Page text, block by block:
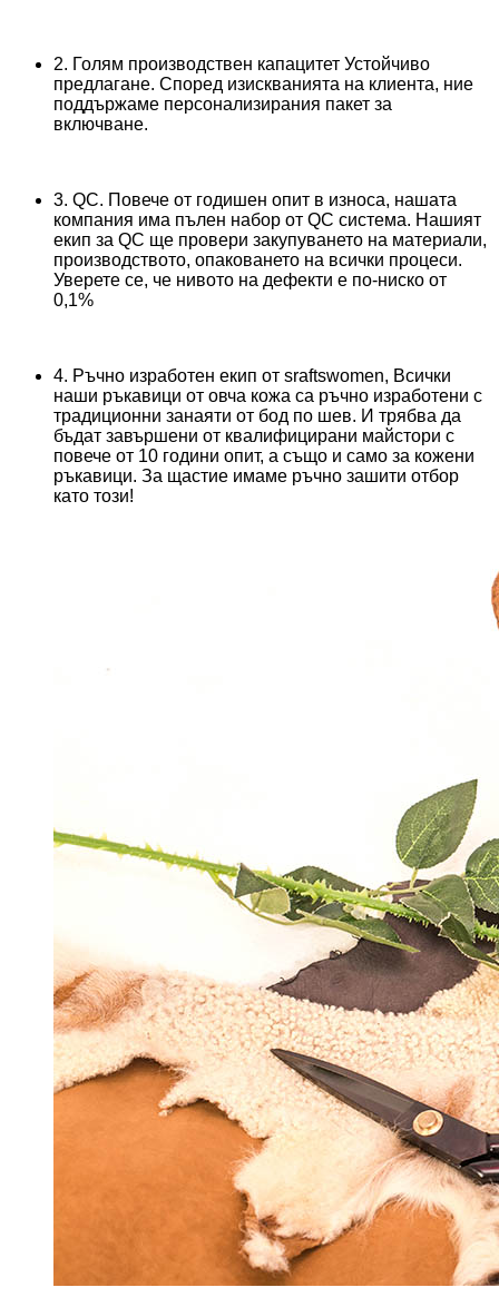
2. Голям производствен капацитет Устойчиво
предлагане. Според изискванията на клиента, ние
поддържаме персонализирания пакет за
включване.
3. QC. Повече от годишен опит в износа, нашата
компания има пълен набор от QC система. Нашият
екип за QC ще провери закупуването на материали,
производството, опаковането на всички процеси.
Уверете се, че нивото на дефекти е по-ниско от
0,1%
4. Ръчно изработен екип от sraftswomen, Всички
наши ръкавици от овча кожа са ръчно изработени с
традиционни занаяти от бод по шев. И трябва да
бъдат завършени от квалифицирани майстори с
повече от 10 години опит, а също и само за кожени
ръкавици. За щастие имаме ръчно зашити отбор
като този!